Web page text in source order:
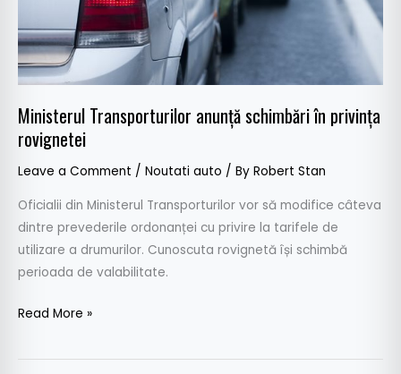
Ministerul Transporturilor anunță schimbări în privința
rovignetei
Leave a Comment / Noutati auto / By Robert Stan
Oficialii din Ministerul Transporturilor vor să modifice câteva
dintre prevederile ordonanței cu privire la tarifele de
utilizare a drumurilor. Cunoscuta rovignetă își schimbă
perioada de valabilitate.
Read More »